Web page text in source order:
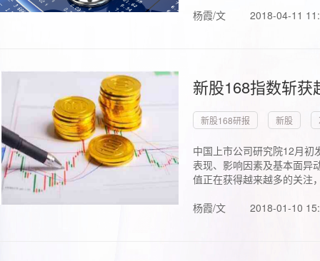
杨霞/文 2018-04-11
新股168指数斩
新股168研报 新股
中国上市公司研究院12月初
表现、影响因素及基本面异
值正在获得越来越多的关注
杨霞/文
2018-01-10